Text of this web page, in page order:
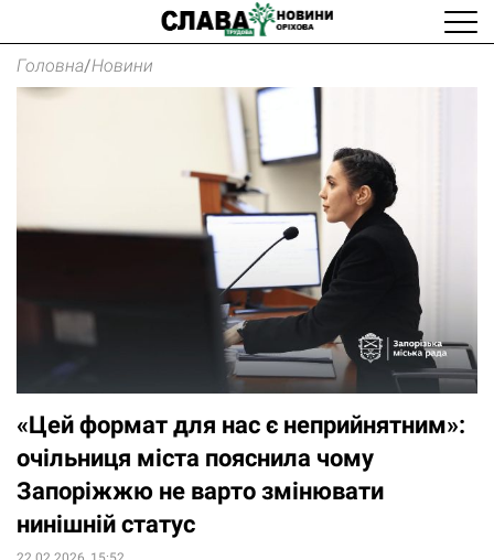
Головна/Новини
«Цей формат для нас є неприйнятним»:
очільниця міста пояснила чому
Запоріжжю не варто змінювати
нинішній статус